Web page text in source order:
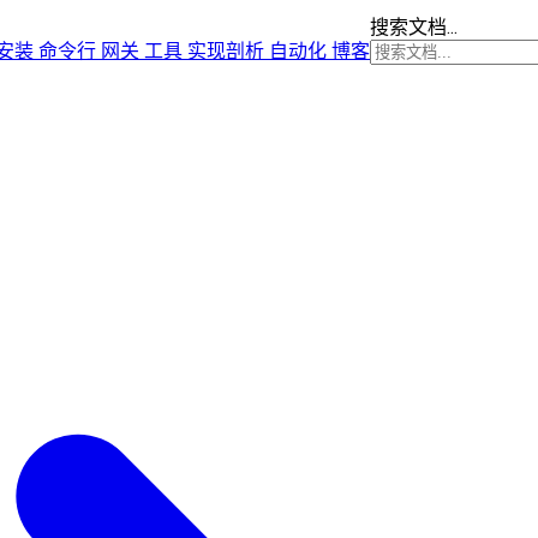
装 命令行 网关 工具 实现剖析 自动化 博客
搜索文档...